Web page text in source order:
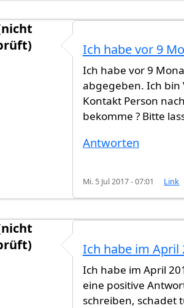
Ich habe vor 9
Ich habe vor 9
abgegeben. Ich bin
Kontakt Person
bekomme ? Bitte
Antworten
Mi. 5 Jul 2017 - 07:01 Link
Ich habe im April
Ich habe im April
eine positive
schreiben, schadet